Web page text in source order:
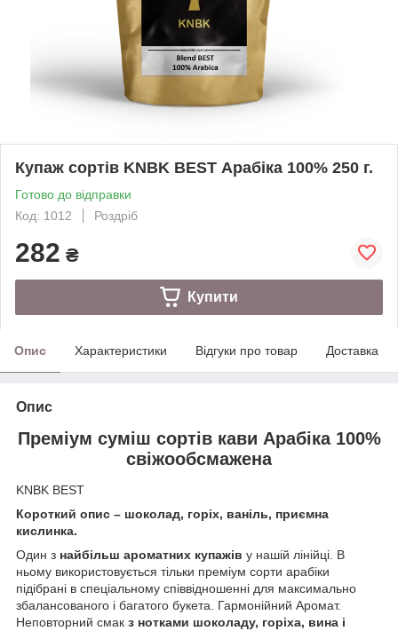
Купаж сортів KNBK BEST Арабіка 100% 250 г.
Готово до відправки
Код: 1012
Роздріб
282 ₴
Купити
Опис Характеристики Відгуки про товар Доставка
Опис
Преміум суміш сортів кави Арабіка 100%
свіжообсмажена
KNBK BEST
Короткий опис – шоколад, горіх, ваніль, приємна
кислинка.
Один з найбільш ароматних купажів у нашій лінійці. В
ньому використовується тільки преміум сорти арабіки
підібрані в спеціальному співвідношенні для максимально
збалансованого і багатого букета. Гармонійний Аромат.
Неповторний смак з нотками шоколаду, горіха, вина і